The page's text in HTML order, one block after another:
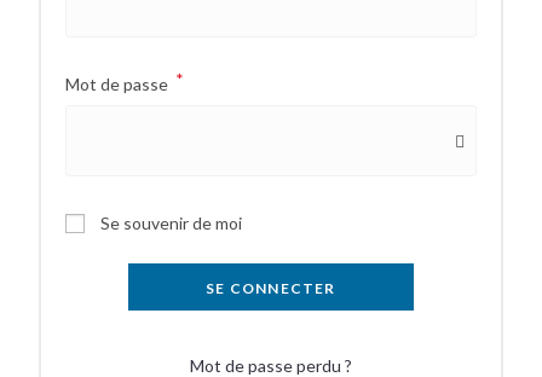
Mot de passe *
Se souvenir de moi
SE CONNECTER
Mot de passe perdu ?